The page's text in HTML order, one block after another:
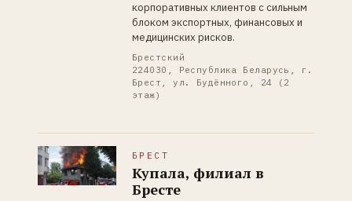
корпоративных клиентов с сильным
блоком экспортных, финансовых и
медицинских рисков.
Брестский
224030, Республика Беларусь, г.
Брест, ул. Будённого, 24 (2
этаж)
БРЕСТ
Купала, филиал в
Бресте